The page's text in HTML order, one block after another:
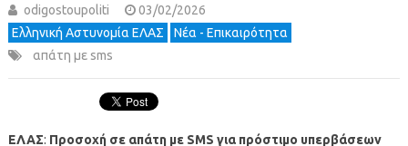
odigostoupoliti
03/02/2026
Ελληνική Αστυνομία ΕΛΑΣ
Νέα - Επικαιρότητα
απάτη με sms
ΕΛΑΣ: Προσοχή σε απάτη με SMS για πρόστιμο υπερβάσεων